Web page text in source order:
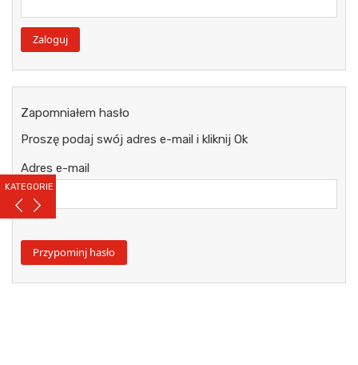
KATEGORIE
Zapomniałem hasło
Proszę podaj swój adres e-mail i kliknij Ok
Adres e-mail